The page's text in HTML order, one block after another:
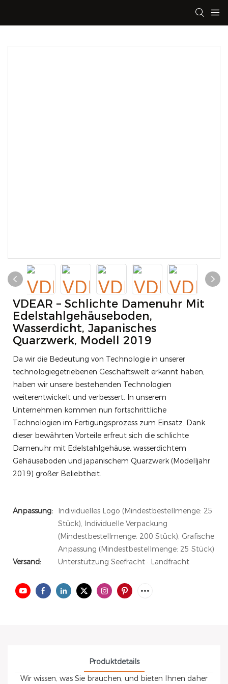
VDEAR – Schlichte Damenuhr Mit
Edelstahlgehäuseboden,
Wasserdicht, Japanisches
Quarzwerk, Modell 2019
Da wir die Bedeutung von Technologie in unserer
technologiegetriebenen Geschäftswelt erkannt haben,
haben wir unsere bestehenden Technologien
weiterentwickelt und verbessert. In unserem
Unternehmen kommen nun fortschrittliche
Technologien im Fertigungsprozess zum Einsatz. Dank
dieser bewährten Vorteile erfreut sich die schlichte
Damenuhr mit Edelstahlgehäuse, wasserdichtem
Gehäuseboden und japanischem Quarzwerk (Modelljahr
2019) großer Beliebtheit.
Anpassung:
Individuelles Logo (Mindestbestellmenge: 25
Stück), Individuelle Verpackung
(Mindestbestellmenge: 200 Stück), Grafische
Anpassung (Mindestbestellmenge: 25 Stück)
Versand:
Unterstützung Seefracht · Landfracht
Produktdetails
Wir wissen, was Sie brauchen, und bieten Ihnen daher